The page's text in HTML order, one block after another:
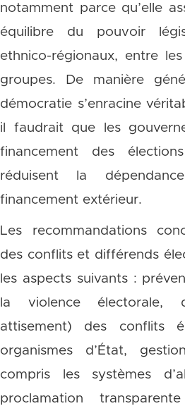
notamment parce qu’elle
équilibre du pouvoir
ethnico-régionaux, entre
groupes. De manière
démocratie s’enracine
il faudrait que les
financement des
réduisent la
financement extérieur.
Les recommandations
des conflits et différends
les aspects suivants :
la violence électorale,
attisement) des conflits
organismes d’État,
compris les systèmes
proclamation